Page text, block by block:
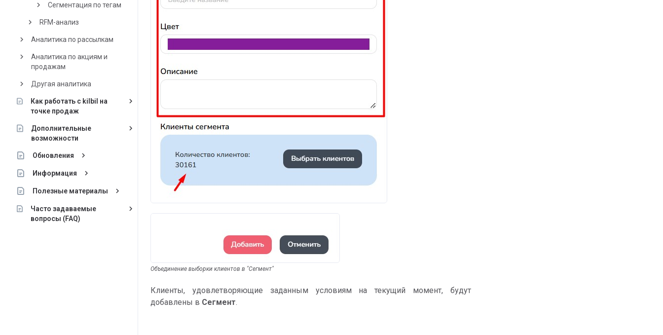
keyboard_arrow_right Сегментация по тегам
keyboard_arrow_right RFM-анализ
keyboard_arrow_right Аналитика по рассылкам
keyboard_arrow_right
Аналитика по акциям и
продажам
keyboard_arrow_right Другая аналитика
Как работать с kilbil на
точке продаж
keyboard_arrow_right
Дополнительные
возможности
keyboard_arrow_right
Обновления keyboard_arrow_right
Информация keyboard_arrow_right
Полезные материалы keyboard_arrow_right
Часто задаваемые
вопросы (FAQ)
keyboard_arrow_right
Объединение выборки клиентов в "Сегмент"
Клиенты, удовлетворяющие заданным условиям на текущий момент, будут
добавлены в Сегмент.